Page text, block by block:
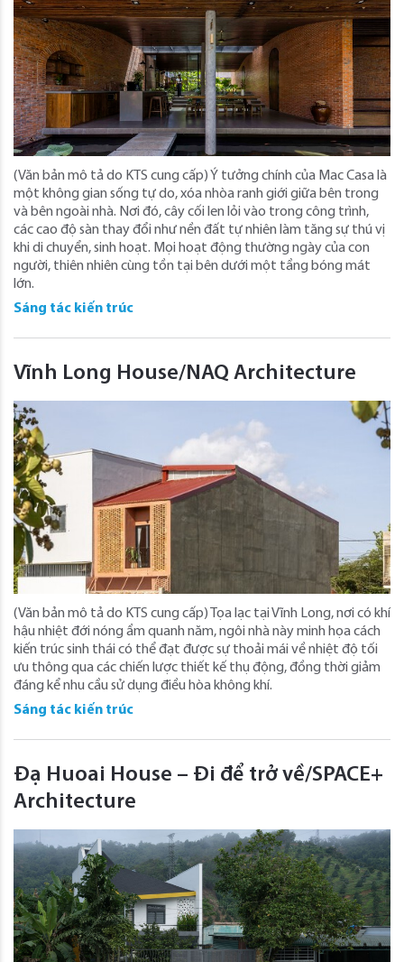
(Văn bản mô tả do KTS cung cấp) Ý tưởng chính của Mac Casa là
một không gian sống tự do, xóa nhòa ranh giới giữa bên trong
và bên ngoài nhà. Nơi đó, cây cối len lỏi vào trong công trình,
các cao độ sàn thay đổi như nền đất tự nhiên làm tăng sự thú vị
khi di chuyển, sinh hoạt. Mọi hoạt động thường ngày của con
người, thiên nhiên cùng tồn tại bên dưới một tầng bóng mát
lớn.
Sáng tác kiến trúc
Vĩnh Long House/NAQ Architecture
(Văn bản mô tả do KTS cung cấp) Tọa lạc tại Vĩnh Long, nơi có khí
hậu nhiệt đới nóng ẩm quanh năm, ngôi nhà này minh họa cách
kiến ​​trúc sinh thái có thể đạt được sự thoải mái về nhiệt độ tối
ưu thông qua các chiến lược thiết kế thụ động, đồng thời giảm
đáng kể nhu cầu sử dụng điều hòa không khí.
Sáng tác kiến trúc
Đạ Huoai House – Đi để trở về/SPACE+
Architecture